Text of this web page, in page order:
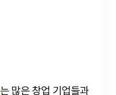
는 많은 창업 기업들과